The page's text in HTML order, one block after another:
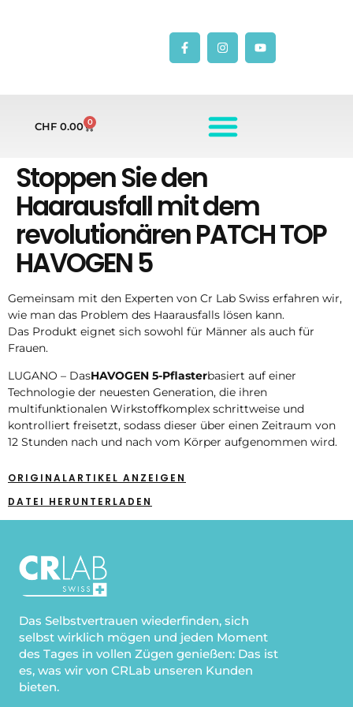
CHF 0.00 0
Stoppen Sie den
Haarausfall mit dem
revolutionären PATCH TOP
HAVOGEN 5
Gemeinsam mit den Experten von Cr Lab Swiss erfahren wir,
wie man das Problem des Haarausfalls lösen kann.
Das Produkt eignet sich sowohl für Männer als auch für
Frauen.
LUGANO – DasHAVOGEN 5-Pflasterbasiert auf einer
Technologie der neuesten Generation, die ihren
multifunktionalen Wirkstoffkomplex schrittweise und
kontrolliert freisetzt, sodass dieser über einen Zeitraum von
12 Stunden nach und nach vom Körper aufgenommen wird.
ORIGINALARTIKEL ANZEIGEN
DATEI HERUNTERLADEN
Das Selbstvertrauen wiederfinden, sich
selbst wirklich mögen und jeden Moment
des Tages in vollen Zügen genießen: Das ist
es, was wir von CRLab unseren Kunden
bieten.